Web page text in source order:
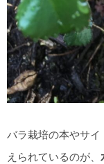
バラ栽培の本やサ
えられているのが、